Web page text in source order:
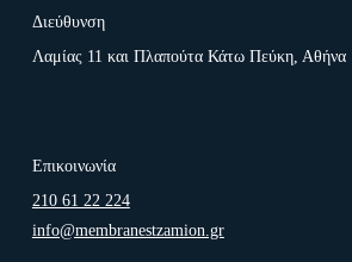
Διεύθυνση
Λαμίας 11 και Πλαπούτα Κάτω Πεύκη, Αθήνα
Επικοινωνία
210 61 22 224
info@membranestzamion.gr